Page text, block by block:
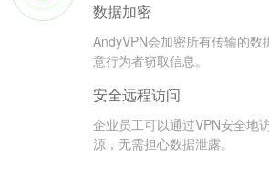
数据加密
AndyVPN会加密所有传输的数
意行为者窃取信息。
安全远程访问
企业员工可以通过VPN安全地
源，无需担心数据泄露。